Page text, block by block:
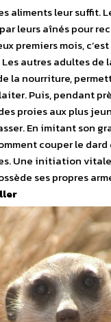
aliments leur suffit.
leurs aînés pour
premiers mois,
autres adultes de
la nourriture,
Puis, pendant
proies aux plus
En imitant son
couper le dard
Une initiation
ses propres